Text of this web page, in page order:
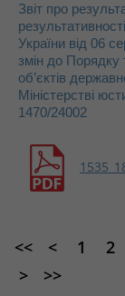
Звіт про
України від 06
змін до
об’єктів
Міністерстві
1470/24002
<< < 1 2
>
>>